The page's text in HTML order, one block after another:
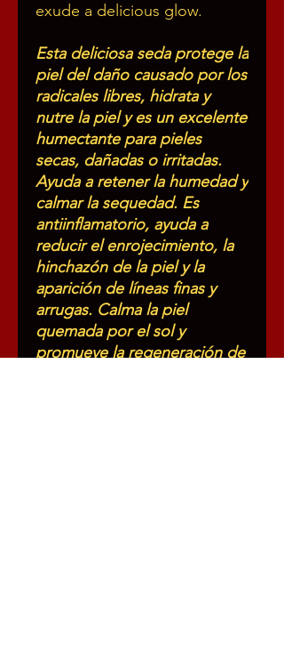
exude a delicious glow.
Esta deliciosa seda protege la
piel del daño causado por los
radicales libres, hidrata y
nutre la piel y es un excelente
humectante para pieles
secas, dañadas o irritadas.
Ayuda a retener la humedad y
calmar la sequedad. Es
antiinflamatorio, ayuda a
reducir el enrojecimiento, la
hinchazón de la piel y la
aparición de líneas finas y
arrugas. Calma la piel
quemada por el sol y
promueve la regeneración de